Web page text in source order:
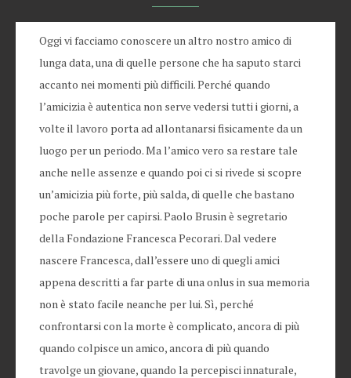
Oggi vi facciamo conoscere un altro nostro amico di
lunga data, una di quelle persone che ha saputo starci
accanto nei momenti più difficili. Perché quando
l’amicizia è autentica non serve vedersi tutti i giorni, a
volte il lavoro porta ad allontanarsi fisicamente da un
luogo per un periodo. Ma l’amico vero sa restare tale
anche nelle assenze e quando poi ci si rivede si scopre
un’amicizia più forte, più salda, di quelle che bastano
poche parole per capirsi. Paolo Brusin è segretario
della Fondazione Francesca Pecorari. Dal vedere
nascere Francesca, dall’essere uno di quegli amici
appena descritti a far parte di una onlus in sua memoria
non è stato facile neanche per lui. Sì, perché
confrontarsi con la morte è complicato, ancora di più
quando colpisce un amico, ancora di più quando
travolge un giovane, quando la percepisci innaturale,